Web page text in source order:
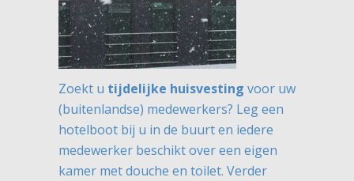
Zoekt u tijdelijke huisvesting voor uw
(buitenlandse) medewerkers? Leg een
hotelboot bij u in de buurt en iedere
medewerker beschikt over een eigen
kamer met douche en toilet. Verder